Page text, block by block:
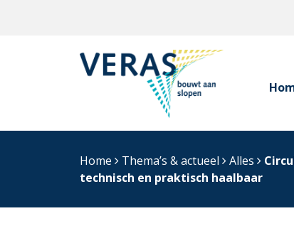
Home Thema’s & actueel Alles
technisch en praktisch haalbaar